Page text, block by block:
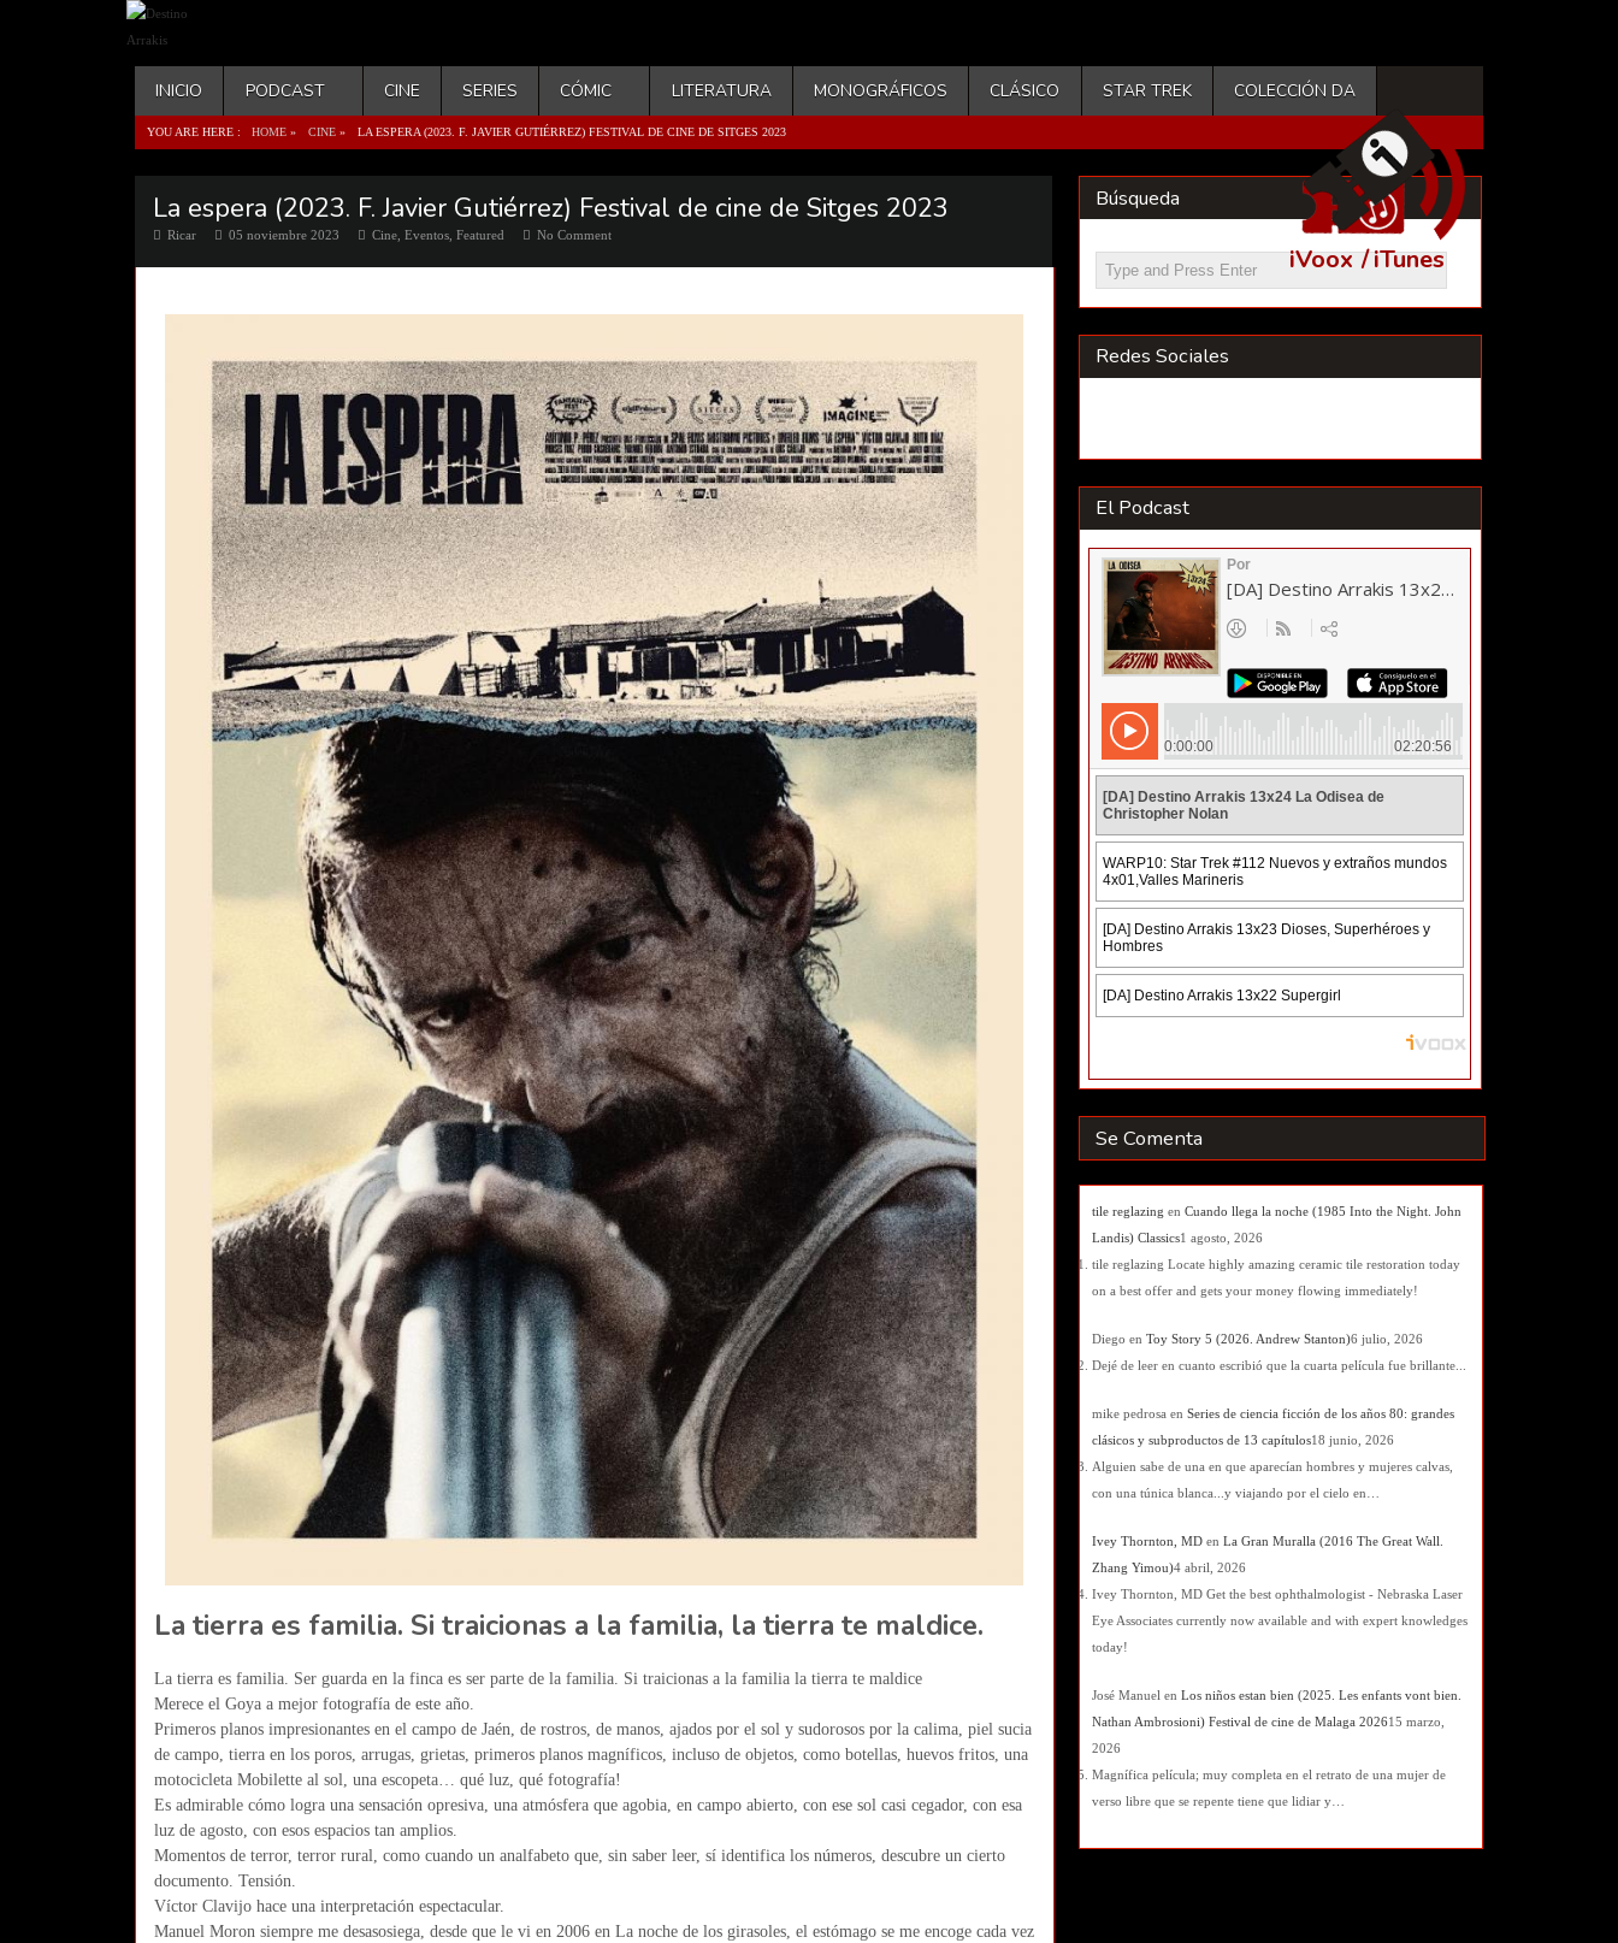
iVoox /iTunes
INICIO PODCAST CINE SERIES CÓMIC LITERATURA MONOGRÁFICOS CLÁSICO STAR TREK COLECCIÓN DA
YOU ARE HERE : HOME » CINE» LA ESPERA (2023. F. JAVIER GUTIÉRREZ) FESTIVAL DE CINE DE SITGES 2023
La espera (2023. F. Javier Gutiérrez) Festival de cine de Sitges 2023
Ricar 05 noviembre 2023 Cine,Eventos,Featured No Comment
La tierra es familia. Si traicionas a la familia, la tierra te maldice.
La tierra es familia. Ser guarda en la finca es ser parte de la familia. Si traicionas a la familia la tierra te maldice
Merece el Goya a mejor fotografía de este año.
Primeros planos impresionantes en el campo de Jaén, de rostros, de manos, ajados por el sol y sudorosos por la calima, piel sucia
de campo, tierra en los poros, arrugas, grietas, primeros planos magníficos, incluso de objetos, como botellas, huevos fritos, una
motocicleta Mobilette al sol, una escopeta… qué luz, qué fotografía!
Es admirable cómo logra una sensación opresiva, una atmósfera que agobia, en campo abierto, con ese sol casi cegador, con esa
luz de agosto, con esos espacios tan amplios.
Momentos de terror, terror rural, como cuando un analfabeto que, sin saber leer, sí identifica los números, descubre un cierto
documento. Tensión.
Víctor Clavijo hace una interpretación espectacular.
Manuel Moron siempre me desasosiega, desde que le vi en 2006 en La noche de los girasoles, el estómago se me encoge cada vez
Búsqueda
Redes Sociales
El Podcast
Se Comenta
tile reglazing en Cuando llega la noche (1985 Into the Night. John
Landis) Classics1 agosto, 2026
tile reglazing Locate highly amazing ceramic tile restoration today
on a best offer and gets your money flowing immediately!
Diego en Toy Story 5 (2026. Andrew Stanton)6 julio, 2026
Dejé de leer en cuanto escribió que la cuarta película fue brillante...
mike pedrosa en Series de ciencia ficción de los años 80: grandes
clásicos y subproductos de 13 capítulos18 junio, 2026
Alguien sabe de una en que aparecían hombres y mujeres calvas,
con una túnica blanca...y viajando por el cielo en…
Ivey Thornton, MD en La Gran Muralla (2016 The Great Wall.
Zhang Yimou)4 abril, 2026
Ivey Thornton, MD Get the best ophthalmologist - Nebraska Laser
Eye Associates currently now available and with expert knowledges
today!
José Manuel en Los niños estan bien (2025. Les enfants vont bien.
Nathan Ambrosioni) Festival de cine de Malaga 202615 marzo,
2026
Magnífica película; muy completa en el retrato de una mujer de
verso libre que se repente tiene que lidiar y…